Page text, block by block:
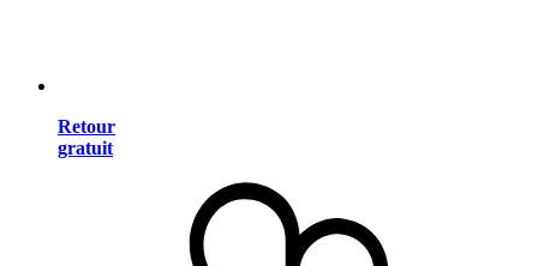
Retour
gratuit